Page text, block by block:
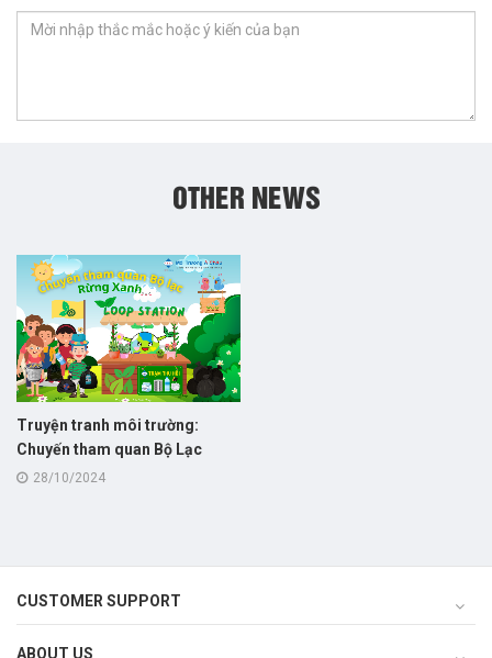
OTHER NEWS
Truyện tranh môi trường:
Chuyến tham quan Bộ Lạc
Rừng Xanh và trạm Xanh thu
28/10/2024
CUSTOMER SUPPORT
ABOUT US